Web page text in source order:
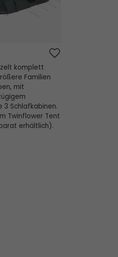
komplett
Familien
mit
3 Schlafkabinen.
Twinflower Tent
erhältlich).